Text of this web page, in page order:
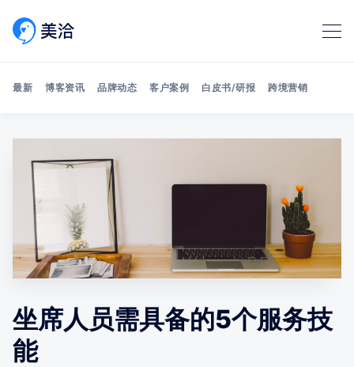
Search 美洽博客
最新 博客资讯 品牌动态 客户案例 白皮书/研报 跨境营销
坐席人员需具备的5个服务技
能